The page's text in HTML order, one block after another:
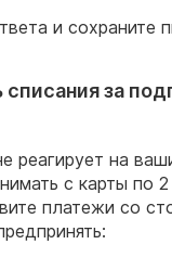
и сохраните
списания за
реагирует на
с карты по
платежи со